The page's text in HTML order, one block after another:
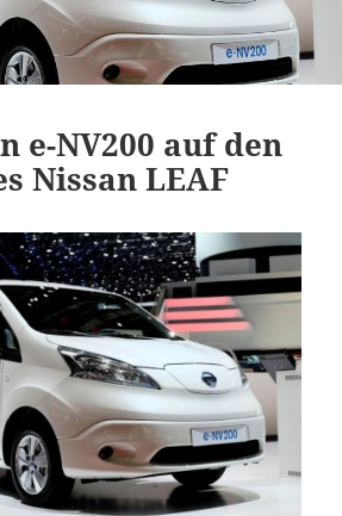
e-NV200 auf den
Nissan LEAF